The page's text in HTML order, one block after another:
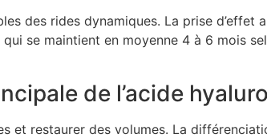
des rides dynamiques. La prise d’effet
se maintient en moyenne 4 à 6 mois
de l’acide
et restaurer des volumes. La